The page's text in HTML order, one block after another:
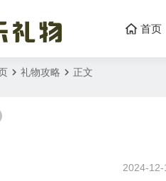
首页
礼物攻略 正文
2024-